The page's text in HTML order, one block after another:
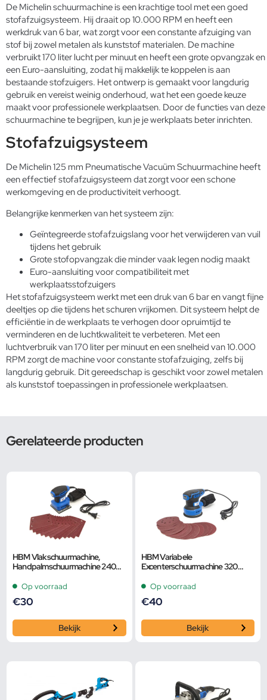
De Michelin schuurmachine is een krachtige tool met een goed
stofafzuigsysteem. Hij draait op 10.000 RPM en heeft een
werkdruk van 6 bar, wat zorgt voor een constante afzuiging van
stof bij zowel metalen als kunststof materialen. De machine
verbruikt 170 liter lucht per minuut en heeft een grote opvangzak en
een Euro-aansluiting, zodat hij makkelijk te koppelen is aan
bestaande stofzuigers. Het ontwerp is gemaakt voor langdurig
gebruik en vereist weinig onderhoud, wat het een goede keuze
maakt voor professionele werkplaatsen. Door de functies van deze
schuurmachine te begrijpen, kun je je werkplaats beter inrichten.
Stofafzuigsysteem
De Michelin 125 mm Pneumatische Vacuüm Schuurmachine heeft
een effectief stofafzuigsysteem dat zorgt voor een schone
werkomgeving en de productiviteit verhoogt.
Belangrijke kenmerken van het systeem zijn:
Geïntegreerde stofafzuigslang voor het verwijderen van vuil
tijdens het gebruik
Grote stofopvangzak die minder vaak legen nodig maakt
Euro-aansluiting voor compatibiliteit met
werkplaatsstofzuigers
Het stofafzuigsysteem werkt met een druk van 6 bar en vangt fijne
deeltjes op die tijdens het schuren vrijkomen. Dit systeem helpt de
efficiëntie in de werkplaats te verhogen door opruimtijd te
verminderen en de luchtkwaliteit te verbeteren. Met een
luchtverbruik van 170 liter per minuut en een snelheid van 10.000
RPM zorgt de machine voor constante stofafzuiging, zelfs bij
langdurig gebruik. Dit gereedschap is geschikt voor zowel metalen
als kunststoftoepassingen in professionele werkplaatsen.
Gerelateerde producten
HBM Vlakschuurmachine,
Handpalmschuurmachine 240
Op voorraad
€30
Bekijk
HBM Variabele
Excenterschuurmachine 320
Op voorraad
€40
Bekijk